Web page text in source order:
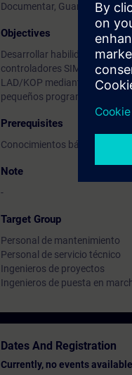
Documentar, Guardar y
Objectives
Desarrollar habilidades de
controladores SIMATIC, así
LAD/KOP mediante la
pequeños programas con
Prerequisites
Conocimientos básicos de
Note
-
Target Group
Personal de mantenimiento
Personal de servicio técnico
Ingenieros de proyectos
Ingenieros de puesta en
Dates And Registration
Currently, no events available